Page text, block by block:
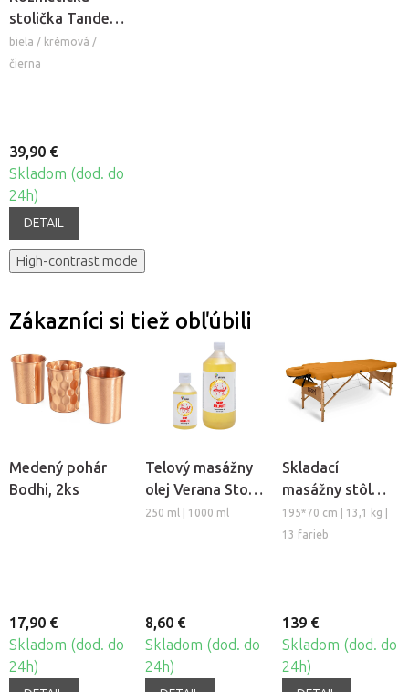
stolička Tandem
COS
biela / krémová /
čierna
39,90 €
Skladom (dod. do
24h)
DETAIL
High-contrast mode
Zákazníci si tiež obľúbili
Medený pohár
Bodhi, 2ks
17,90 €
Skladom (dod. do
24h)
Telový masážny
olej Verana Stop
Celulitíde
250 ml | 1000 ml
8,60 €
Skladom (dod. do
24h)
Skladací
masážny stôl
TANDEM Basic-2
195*70 cm | 13,1 kg |
13 farieb
139 €
Skladom (dod. do
24h)